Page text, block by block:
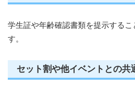
学生証や年齢確認書類を提示するこ
す。
セット割や他イベントとの共